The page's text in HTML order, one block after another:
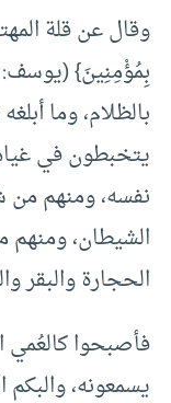
وقال عن قلة
بالظلام، وما
يتخبطون في
نفسه، ومنهم من
الشيطان،
الحجارة والبقر
فأصبحوا كالعُمي
يسمعونه،